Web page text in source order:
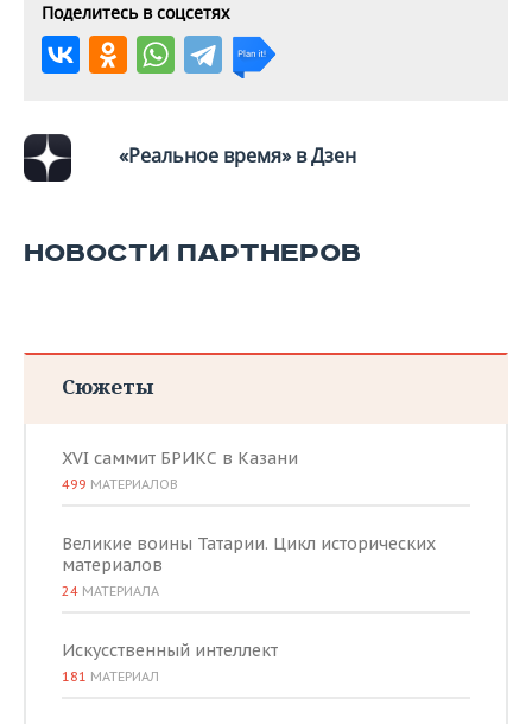
Поделитесь в соцсетях
«Реальное время» в Дзен
НОВОСТИ ПАРТНЕРОВ
Сюжеты
XVI саммит БРИКС в Казани
499 МАТЕРИАЛОВ
Великие воины Татарии. Цикл исторических
материалов
24 МАТЕРИАЛА
Искусственный интеллект
181 МАТЕРИАЛ